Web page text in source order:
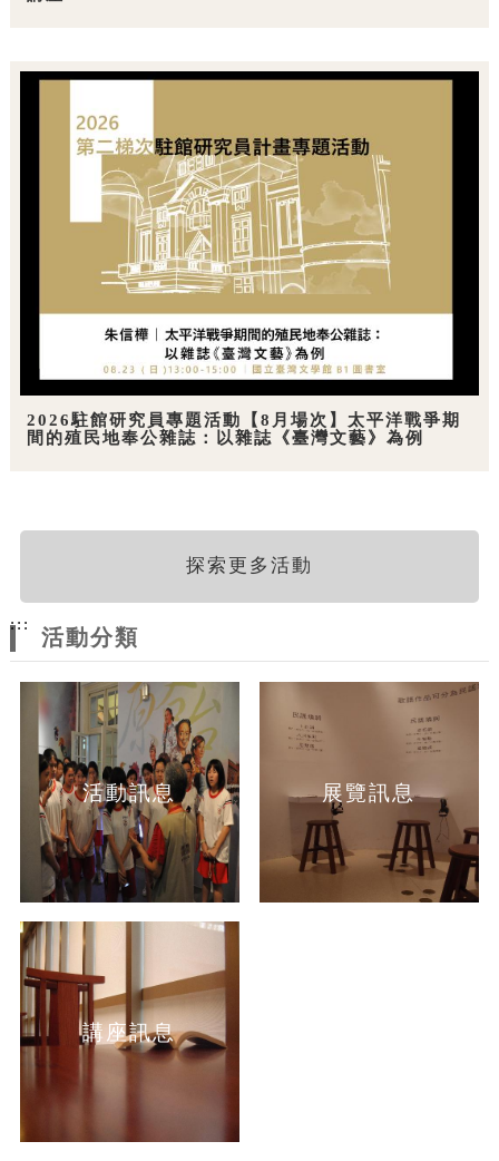
2026駐館研究員專題活動【8月場次】太平洋戰爭期
間的殖民地奉公雜誌：以雜誌《臺灣文藝》為例
探索更多活動
:::
活動分類
活動訊息 展覽訊息
講座訊息